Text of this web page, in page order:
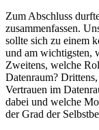
Zum Abschluss
zusammenfassen.
sollte sich zu einem
und am wichtigsten,
Zweitens, welche
Datenraum?
Vertrauen im
dabei und welche
der Grad der